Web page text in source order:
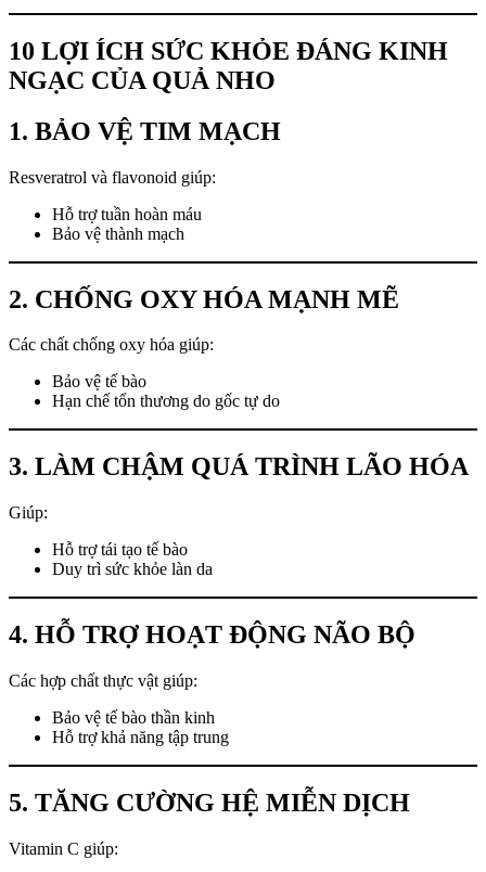
10 LỢI ÍCH SỨC KHỎE ĐÁNG KINH
NGẠC CỦA QUẢ NHO
1. BẢO VỆ TIM MẠCH
Resveratrol và flavonoid giúp:
Hỗ trợ tuần hoàn máu
Bảo vệ thành mạch
2. CHỐNG OXY HÓA MẠNH MẼ
Các chất chống oxy hóa giúp:
Bảo vệ tế bào
Hạn chế tổn thương do gốc tự do
3. LÀM CHẬM QUÁ TRÌNH LÃO HÓA
Giúp:
Hỗ trợ tái tạo tế bào
Duy trì sức khỏe làn da
4. HỖ TRỢ HOẠT ĐỘNG NÃO BỘ
Các hợp chất thực vật giúp:
Bảo vệ tế bào thần kinh
Hỗ trợ khả năng tập trung
5. TĂNG CƯỜNG HỆ MIỄN DỊCH
Vitamin C giúp: